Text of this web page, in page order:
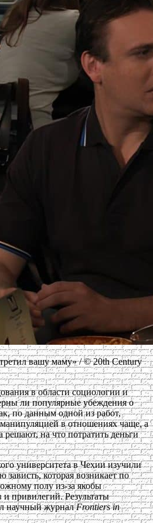
вашу маму» / © 20th Century
в области социологии и
ли популярные убеждения о
по данным одной из работ,
в отношениях чаще, а
на что потратить деньги
университета в Чехии изучили
которая возникает по
полу из-за якобы
и привилегий. Результаты
научный журналFrontiers in